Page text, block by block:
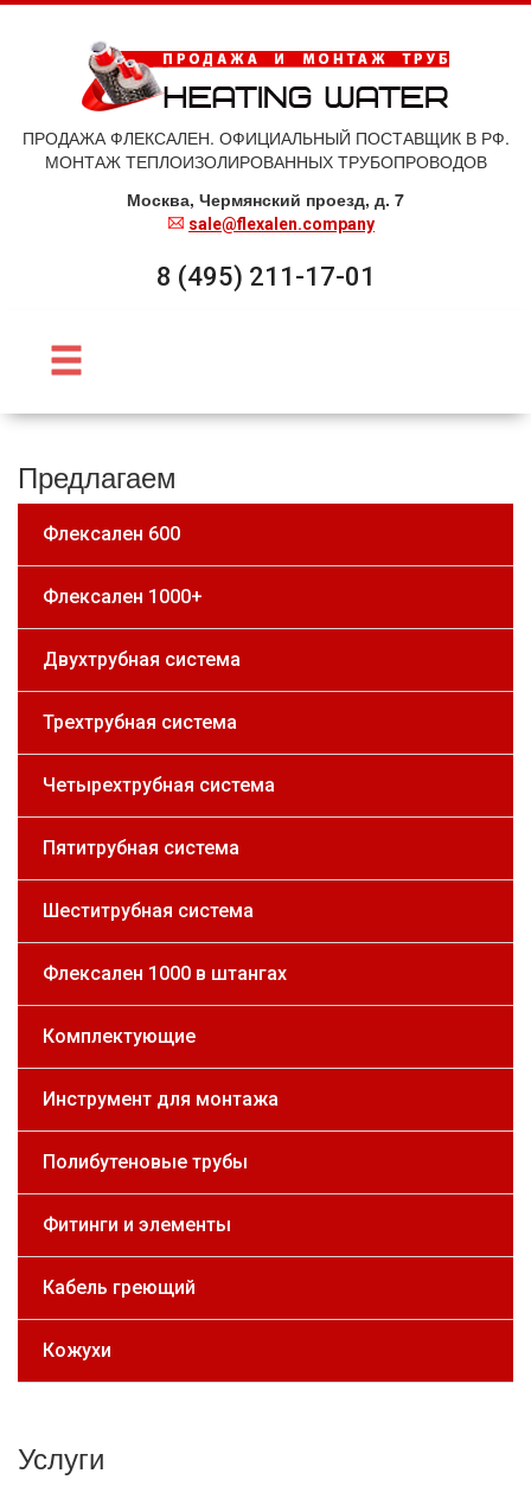
ПРОДАЖА ФЛЕКСАЛЕН. ОФИЦИАЛЬНЫЙ ПОСТАВЩИК В РФ.
МОНТАЖ ТЕПЛОИЗОЛИРОВАННЫХ ТРУБОПРОВОДОВ
Москва, Чермянский проезд, д. 7
sale@flexalen.company
8 (495) 211-17-01
Предлагаем
Флексален 600
Флексален 1000+
Двухтрубная система
Трехтрубная система
Четырехтрубная система
Пятитрубная система
Шеститрубная система
Флексален 1000 в штангах
Комплектующие
Инструмент для монтажа
Полибутеновые трубы
Фитинги и элементы
Кабель греющий
Кожухи
Услуги